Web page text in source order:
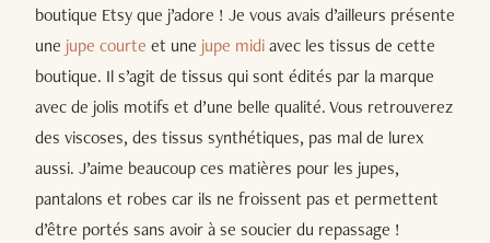
boutique Etsy que j’adore ! Je vous avais d’ailleurs présente
une jupe courte et une jupe midiavec les tissus de cette
boutique. Il s’agit de tissus qui sont édités par la marque
avec de jolis motifs et d’une belle qualité. Vous retrouverez
des viscoses, des tissus synthétiques, pas mal de lurex
aussi. J’aime beaucoup ces matières pour les jupes,
pantalons et robes car ils ne froissent pas et permettent
d’être portés sans avoir à se soucier du repassage !